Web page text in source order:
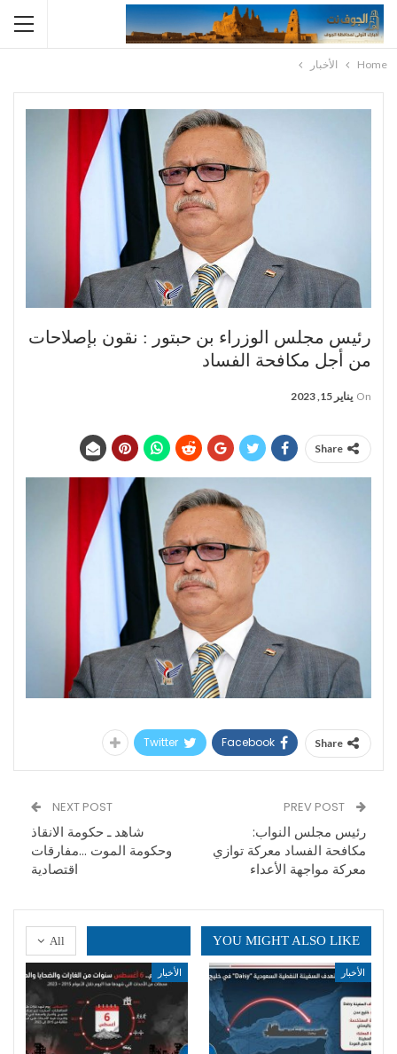
Home الأخبار
رئيس مجلس الوزراء بن حبتور : نقون بإصلاحات
من أجل مكافحة الفساد
On يناير 15, 2023
Share
Share
Facebook
Twitter
رئيس مجلس النواب:
مكافحة الفساد معركة توازي
معركة مواجهة الأعداء
NEXT POST
شاهد ـ حكومة الانقاذ
وحكومة الموت …مفارقات
اقتصادية
All YOU MIGHT ALSO LIKE
الأخبار الأخبار